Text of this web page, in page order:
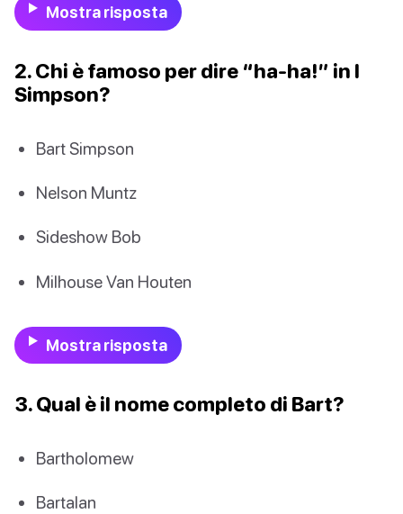
Mostra risposta
2. Chi è famoso per dire “ha-ha!” in I
Simpson?
Bart Simpson
Nelson Muntz
Sideshow Bob
Milhouse Van Houten
Mostra risposta
3. Qual è il nome completo di Bart?
Bartholomew
Bartalan